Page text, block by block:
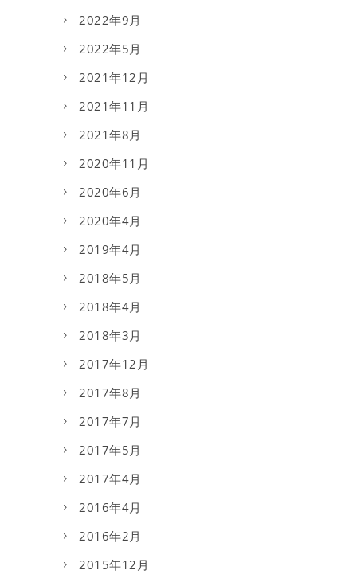
2022年9月
2022年5月
2021年12月
2021年11月
2021年8月
2020年11月
2020年6月
2020年4月
2019年4月
2018年5月
2018年4月
2018年3月
2017年12月
2017年8月
2017年7月
2017年5月
2017年4月
2016年4月
2016年2月
2015年12月